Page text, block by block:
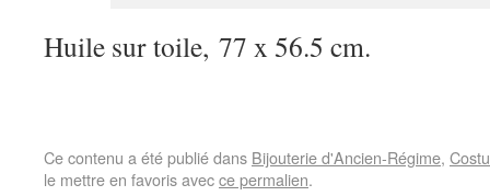
Huile sur toile, 77 x 56.5 cm.
Ce contenu a été publié dans Bijouterie d'Ancien-Régime,
le mettre en favoris avecce permalien.